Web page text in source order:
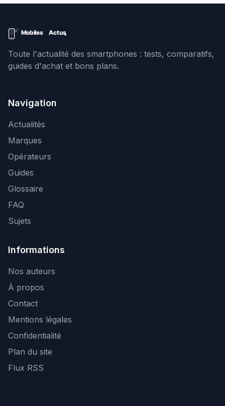
Toute l'actualité des smartphones : tests, comparatifs,
guides d'achat et bons plans.
Navigation
Actualités
Marques
Opérateurs
Guides
Glossaire
FAQ
Sujets
Informations
Nos auteurs
À propos
Contact
Mentions légales
Confidentialité
Plan du site
Flux RSS